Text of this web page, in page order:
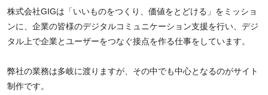
株式会社GIGは「いいものをつくり、価値をとどける」をミッショ
ンに、企業の皆様のデジタルコミュニケーション支援を行い、デジ
タル上で企業とユーザーをつなぐ接点を作る仕事をしています。
弊社の業務は多岐に渡りますが、その中でも中心となるのがサイト
制作です。